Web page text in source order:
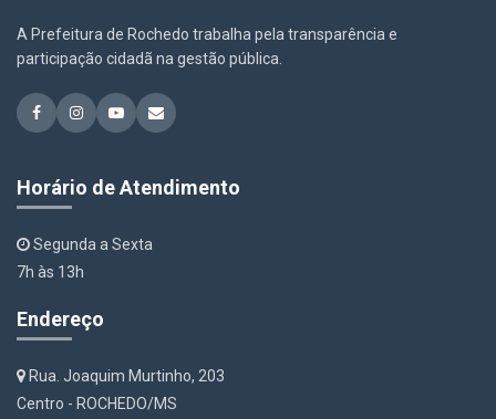
A Prefeitura de Rochedo trabalha pela transparência e
participação cidadã na gestão pública.
Horário de Atendimento
Segunda a Sexta
7h às 13h
Endereço
Rua. Joaquim Murtinho, 203
Centro - ROCHEDO/MS